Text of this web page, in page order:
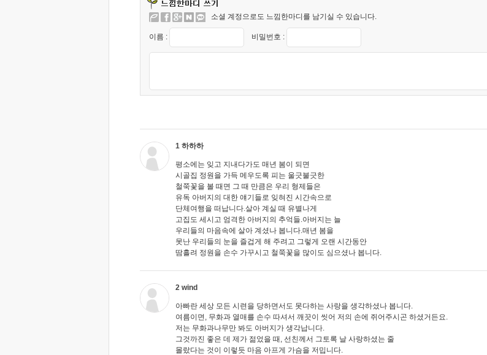
소셜 계정으로도 느낌한마디를 남기실 수 있습니다.
이름 : 비밀번호 :
1 하하하
평소에는 잊고 지내다가도 매년 봄이 되면
시골집 정원을 가득 메우도록 피는 울긋불긋한
철쭉꽃을 볼 때면 그 때 만큼은 우리 형제들은
유독 아버지의 대한 얘기들로 잊혀진 시간속으로
단체여행을 떠납니다.살아 계실 때 유별나게
고집도 세시고 엄격한 아버지의 추억들.아버지는 늘
우리들의 마음속에 살아 계셨나 봅니다.매년 봄을
못난 우리들의 눈을 즐겁게 해 주려고 그렇게 오랜 시간동안
땀흘려 정원을 손수 가꾸시고 철쭉꽃을 많이도 심으셨나 봅니다.
2 wind
아빠란 세상 모든 시련을 당하면서도 못다하는 사랑을 생각하셨나 봅니다.
여름이면, 무화과 열매를 손수 따셔서 깨끗이 씻어 저의 손에 쥐어주시곤 하셨거든요.
저는 무화과나무만 봐도 아버지가 생각납니다.
그것까진 좋은 데 제가 젊었을 때, 선친께서 그토록 날 사랑하셨는 줄
몰랐다는 것이 이렇듯 마음 아프게 가슴을 저밉니다.